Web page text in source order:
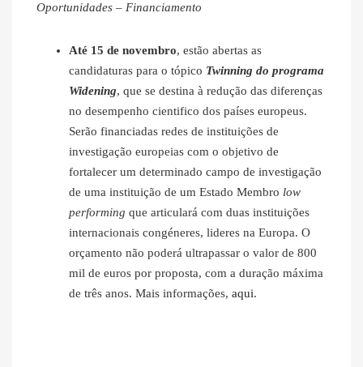
Oportunidades – Financiamento
Até 15 de novembro, estão abertas as
candidaturas para o tópico Twinning do programa
Widening, que se destina à redução das diferenças
no desempenho cientifico dos países europeus.
Serão financiadas redes de instituições de
investigação europeias com o objetivo de
fortalecer um determinado campo de investigação
de uma instituição de um Estado Membro low
performing que articulará com duas instituições
internacionais congéneres, lideres na Europa. O
orçamento não poderá ultrapassar o valor de 800
mil de euros por proposta, com a duração máxima
de três anos. Mais informações, aqui.